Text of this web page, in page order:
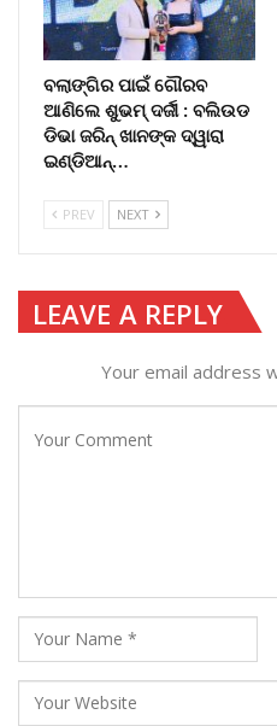
ବଲାଙ୍ଗିର ପାଇଁ ଗୌରବ
ଆଣିଲେ ଶୁଭମ୍ ଦର୍ଜୀ : ବଲିଉଡ
ଡିଭା ଜରିନ୍ ଖାନଙ୍କ ଦ୍ୱାରା
ଇଣ୍ଡିଆନ୍…
PREV NEXT
LEAVE A REPLY
Your email address